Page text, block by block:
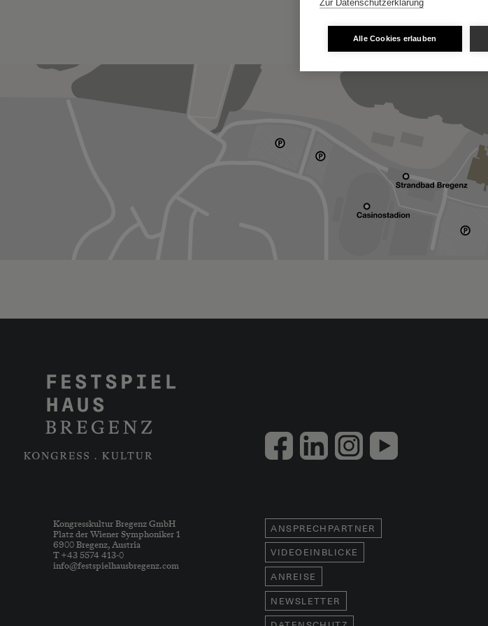
Zur Datenschutzerklärung
Alle Cookies erlauben
Kongresskultur Bregenz GmbH
Platz der Wiener Symphoniker 1
6900 Bregenz, Austria
T +43 5574 413-0
info@festspielhausbregenz.com
ANSPRECHPARTNER
VIDEOEINBLICKE
ANREISE
NEWSLETTER